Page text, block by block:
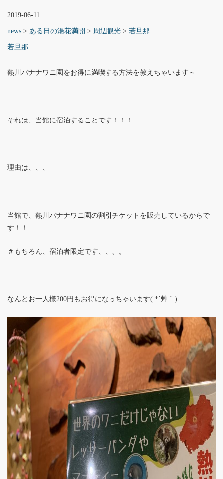
2019-06-11
news > ある日の湯花満開 > 周辺観光 > 若旦那
若旦那
熱川バナナワニ園をお得に満喫する方法を教えちゃいます～
それは、当館に宿泊することです！！！
理由は、、、
当館で、熱川バナナワニ園の割引チケットを販売しているからで
す！！
＃もちろん、宿泊者限定です、、、。
なんとお一人様200円もお得になっちゃいます( *´艸｀)